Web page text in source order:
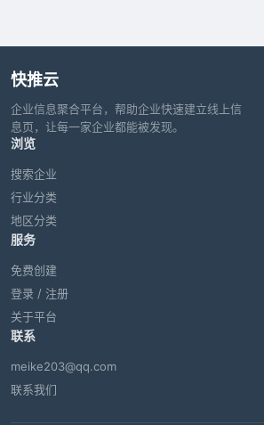
快推云
企业信息聚合平台，帮助企业快速建立线上信
息页，让每一家企业都能被发现。
浏览
搜索企业
行业分类
地区分类
服务
免费创建
登录 / 注册
关于平台
联系
meike203@qq.com
联系我们